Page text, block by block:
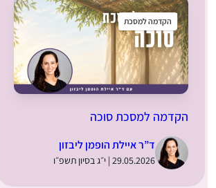
הקדמה למסכת
הקדמה למסכת סוכה
ד”ר איילת הופמן ליבזון
29.05.2026 | י״ג בסיון תשפ״ו